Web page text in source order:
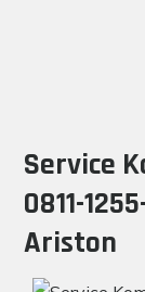
Service
0811-
Ariston